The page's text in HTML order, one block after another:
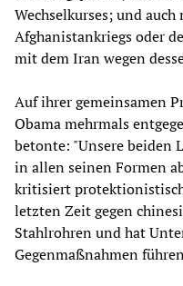
Wechselkurses; und
Afghanistankriegs oder
mit dem Iran wegen
Auf ihrer gemeinsamen
Obama mehrmals
betonte: "Unsere beiden
in allen seinen Formen
kritisiert
letzten Zeit gegen
Stahlrohren und hat
Gegenmaßnahmen